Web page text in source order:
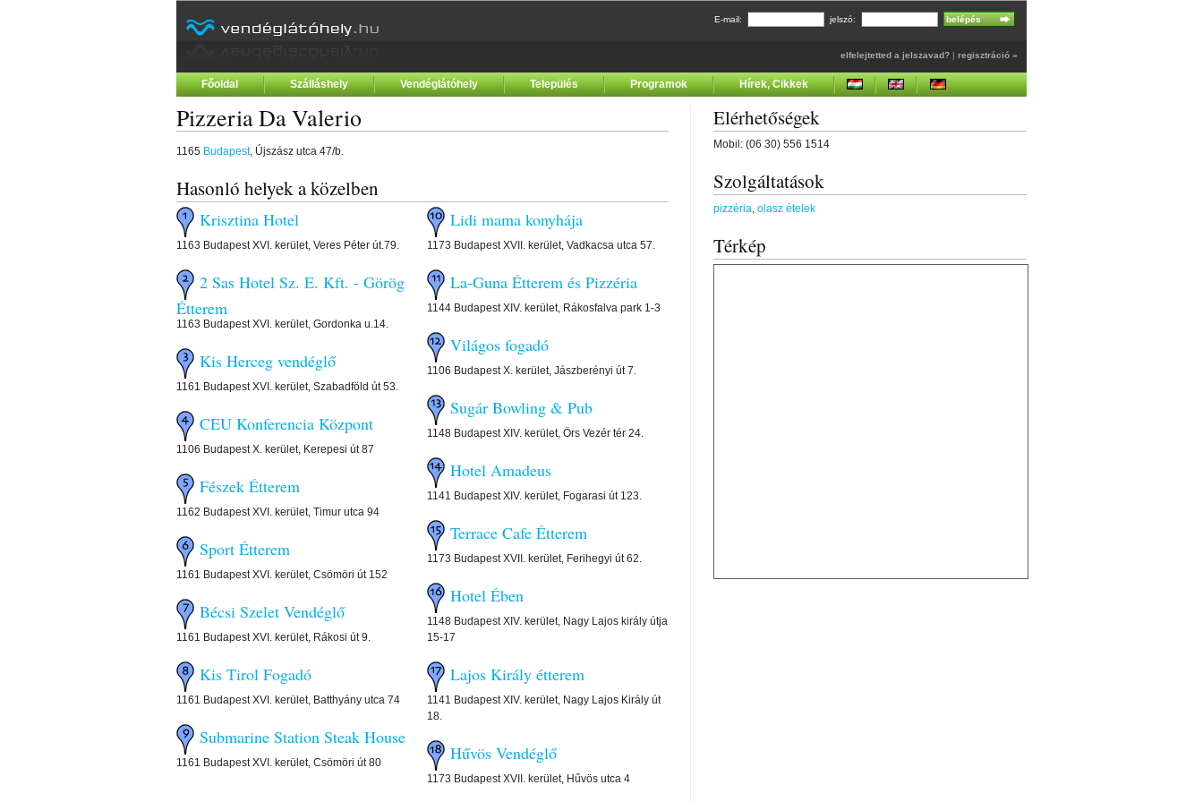
E-mail: jelszó:
elfelejtetted a jelszavad? | regisztráció »
Főoldal Szálláshely Vendéglátóhely Település Programok Hírek, Cikkek
Pizzeria Da Valerio
1165 Budapest, Újszász utca 47/b.
Hasonló helyek a közelben
Krisztina Hotel
1163 Budapest XVI. kerület, Veres Péter út.79.
2 Sas Hotel Sz. E. Kft. - Görög
Étterem
1163 Budapest XVI. kerület, Gordonka u.14.
Kis Herceg vendéglő
1161 Budapest XVI. kerület, Szabadföld út 53.
CEU Konferencia Központ
1106 Budapest X. kerület, Kerepesi út 87
Fészek Étterem
1162 Budapest XVI. kerület, Timur utca 94
Sport Étterem
1161 Budapest XVI. kerület, Csömöri út 152
Bécsi Szelet Vendéglő
1161 Budapest XVI. kerület, Rákosi út 9.
Kis Tirol Fogadó
1161 Budapest XVI. kerület, Batthyány utca 74
Submarine Station Steak House
1161 Budapest XVI. kerület, Csömöri út 80
Lidi mama konyhája
1173 Budapest XVII. kerület, Vadkacsa utca 57.
La-Guna Étterem és Pizzéria
1144 Budapest XIV. kerület, Rákosfalva park 1-3
Világos fogadó
1106 Budapest X. kerület, Jászberényi út 7.
Sugár Bowling & Pub
1148 Budapest XIV. kerület, Örs Vezér tér 24.
Hotel Amadeus
1141 Budapest XIV. kerület, Fogarasi út 123.
Terrace Cafe Étterem
1173 Budapest XVII. kerület, Ferihegyi út 62.
Hotel Ében
1148 Budapest XIV. kerület, Nagy Lajos király útja
15-17
Lajos Király étterem
1141 Budapest XIV. kerület, Nagy Lajos Király út
18.
Hűvös Vendéglő
1173 Budapest XVII. kerület, Hűvös utca 4
Elérhetőségek
Mobil: (06 30) 556 1514
Szolgáltatások
pizzéria olasz ételek
Térkép